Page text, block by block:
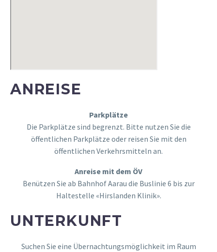
ANREISE
Parkplätze
Die Parkplätze sind begrenzt. Bitte nutzen Sie die
öffentlichen Parkplätze oder reisen Sie mit den
öffentlichen Verkehrsmitteln an.
Anreise mit dem ÖV
Benützen Sie ab Bahnhof Aarau die Buslinie 6 bis zur
Haltestelle «Hirslanden Klinik».
UNTERKUNFT
Suchen Sie eine Übernachtungsmöglichkeit im Raum